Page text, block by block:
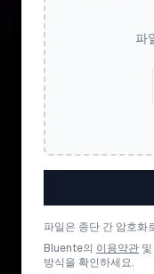
파
파일은 종단 간 암호화
Bluente의 이용약관 및
방식을 확인하세요.